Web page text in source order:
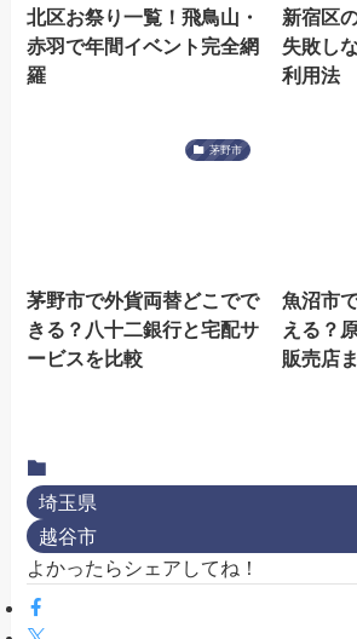
北区お祭り一覧！飛鳥山・
赤羽で年間イベント完全網
羅
新宿区
失敗し
利用法
茅野市
茅野市で外貨両替どこでで
きる？八十二銀行と宅配サ
ービスを比較
魚沼市
える？
販売店
埼玉県
越谷市
よかったらシェアしてね！